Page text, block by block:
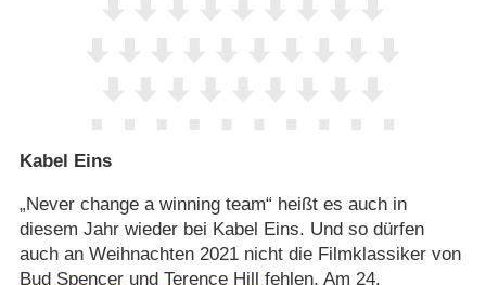
Kabel Eins
„Never change a winning team“ heißt es auch in
diesem Jahr wieder bei Kabel Eins. Und so dürfen
auch an Weihnachten 2021 nicht die Filmklassiker von
Bud Spencerund Terence Hill
fehlen. Am 24.